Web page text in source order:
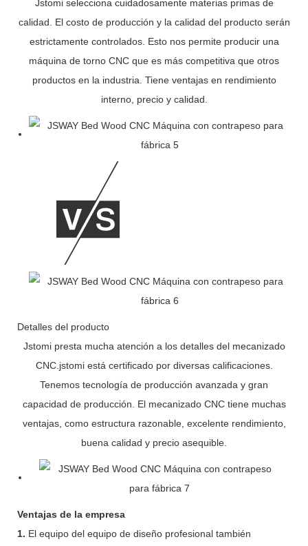
Jstomi selecciona cuidadosamente materias primas de
calidad. El costo de producción y la calidad del producto serán
estrictamente controlados. Esto nos permite producir una
máquina de torno CNC que es más competitiva que otros
productos en la industria. Tiene ventajas en rendimiento
interno, precio y calidad.
Detalles del producto
Jstomi presta mucha atención a los detalles del mecanizado
CNC.jstomi está certificado por diversas calificaciones.
Tenemos tecnología de producción avanzada y gran
capacidad de producción. El mecanizado CNC tiene muchas
ventajas, como estructura razonable, excelente rendimiento,
buena calidad y precio asequible.
Ventajas de la empresa
1. El equipo del equipo de diseño profesional también